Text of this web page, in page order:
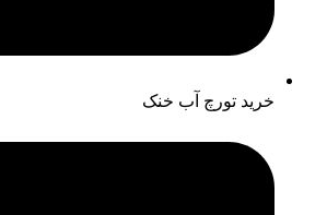
خرید تورچ آب خنک